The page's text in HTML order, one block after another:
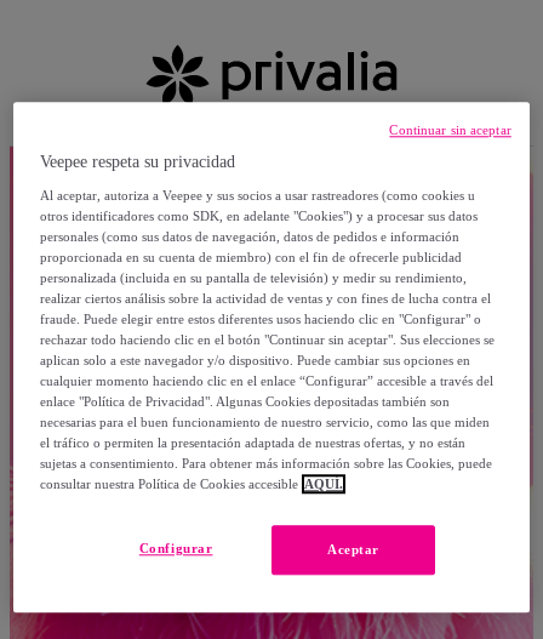
Veepee respeta su privacidad
Al aceptar, autoriza a Veepee y sus socios a usar rastreadores (como cookies u
otros identificadores como SDK, en adelante "Cookies") y a procesar sus datos
personales (como sus datos de navegación, datos de pedidos e información
proporcionada en su cuenta de miembro) con el fin de ofrecerle publicidad
personalizada (incluida en su pantalla de televisión) y medir su rendimiento,
realizar ciertos análisis sobre la actividad de ventas y con fines de lucha contra el
fraude. Puede elegir entre estos diferentes usos haciendo clic en "Configurar" o
rechazar todo haciendo clic en el botón "Continuar sin aceptar". Sus elecciones se
aplican solo a este navegador y/o dispositivo. Puede cambiar sus opciones en
cualquier momento haciendo clic en el enlace “Configurar” accesible a través del
enlace "Política de Privacidad". Algunas Cookies depositadas también son
necesarias para el buen funcionamiento de nuestro servicio, como las que miden
el tráfico o permiten la presentación adaptada de nuestras ofertas, y no están
sujetas a consentimiento. Para obtener más información sobre las Cookies, puede
consultar nuestra Política de Cookies accesible AQUÍ.
Aceptar
Configurar
Continuar sin aceptar